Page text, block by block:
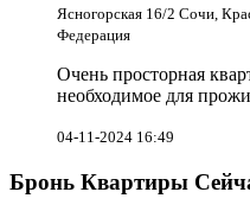
Ясногорская 16/2 Сочи,
Федерация
Очень просторная
необходимое для
04-11-2024 16:49
Бронь Квартиры